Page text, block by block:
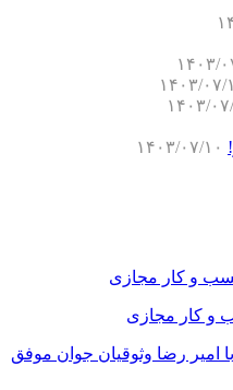
۰۷/۱۰
۰۷/۱۰
۰۷/۱۰
۱۴۰۳/۰۷/۱۰
و کار مجازی